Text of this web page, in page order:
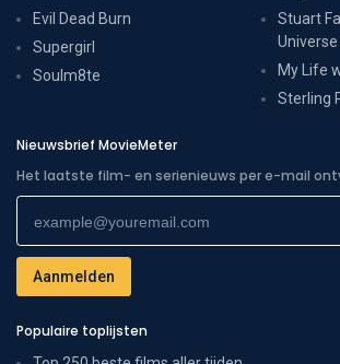
Evil Dead Burn
Supergirl
Soulm8te
Stuart
Universe
My Life
Sterling
Nieuwsbrief MovieMeter
Het laatste film- en serienieuws per e-mail
Populaire toplijsten